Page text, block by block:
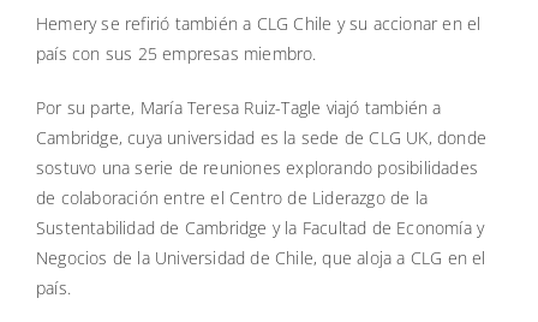
Hemery se refirió también a CLG Chile y su accionar en el
país con sus 25 empresas miembro.
Por su parte, María Teresa Ruiz-Tagle viajó también a
Cambridge, cuya universidad es la sede de CLG UK, donde
sostuvo una serie de reuniones explorando posibilidades
de colaboración entre el Centro de Liderazgo de la
Sustentabilidad de Cambridge y la Facultad de Economía y
Negocios de la Universidad de Chile, que aloja a CLG en el
país.